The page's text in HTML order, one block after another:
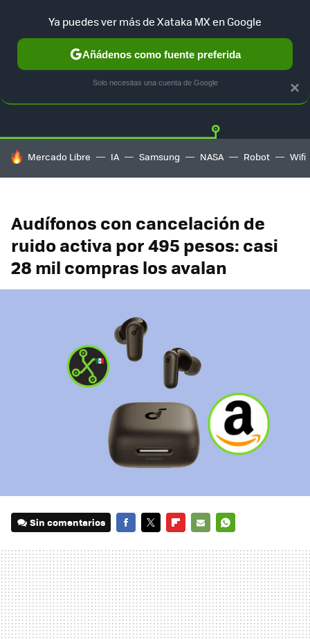
GUÍA DE COMPRAS MERCADO LIBRE
HOY SE HABLA DE
Mercado Libre IA Samsung NASA Robot Wifi
Audífonos con cancelación de
ruido activa por 495 pesos: casi
28 mil compras los avalan
Sin comentarios
MAIL
×
Ya puedes ver más de Xataka MX en Google
Añádenos como fuente preferida
Solo necesitas una cuenta de Google